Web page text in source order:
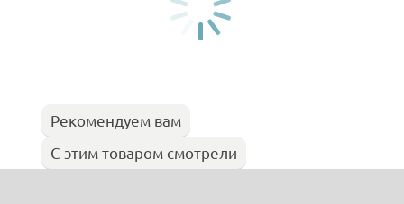
Рекомендуем вам
С этим товаром смотрели